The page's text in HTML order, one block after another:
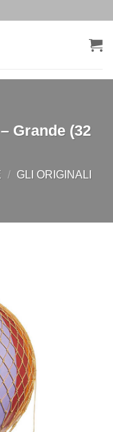
Grande (32
/ GLI ORIGINALI